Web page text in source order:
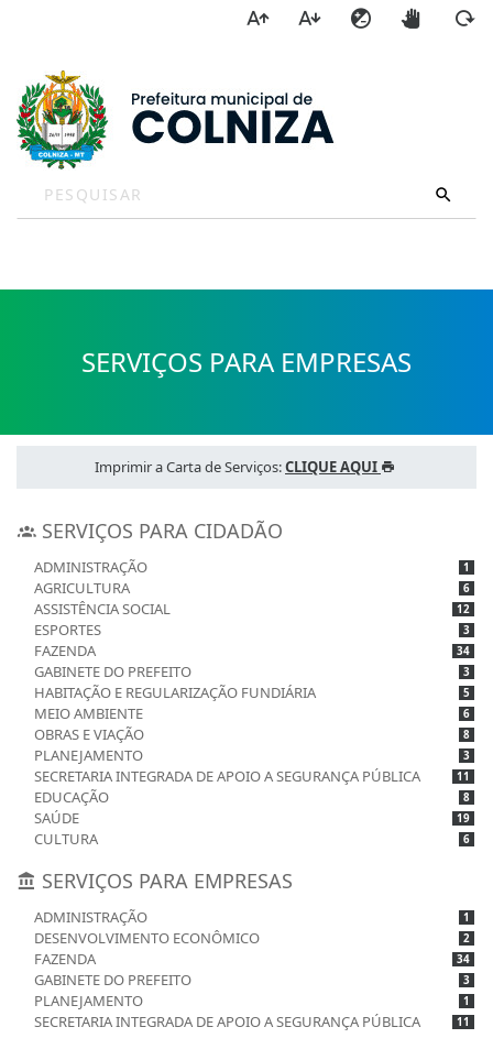
a
SERVIÇOS PARA EMPRESAS
Imprimir a Carta de Serviços:CLIQUE AQUI
SERVIÇOS PARA CIDADÃO
ADMINISTRAÇÃO 1
AGRICULTURA 6
ASSISTÊNCIA SOCIAL 12
ESPORTES 3
FAZENDA 34
GABINETE DO PREFEITO 3
HABITAÇÃO E REGULARIZAÇÃO FUNDIÁRIA 5
MEIO AMBIENTE 6
OBRAS E VIAÇÃO 8
PLANEJAMENTO 3
SECRETARIA INTEGRADA DE APOIO A SEGURANÇA PÚBLICA 11
EDUCAÇÃO 8
SAÚDE 19
CULTURA 6
SERVIÇOS PARA EMPRESAS
ADMINISTRAÇÃO 1
DESENVOLVIMENTO ECONÔMICO 2
FAZENDA 34
GABINETE DO PREFEITO 3
PLANEJAMENTO 1
SECRETARIA INTEGRADA DE APOIO A SEGURANÇA PÚBLICA 11